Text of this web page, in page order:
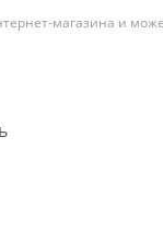
магазина и